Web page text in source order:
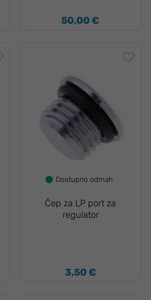
50,00 €
Dostupno odmah
Čep za LP port za
regulator
3,50 €